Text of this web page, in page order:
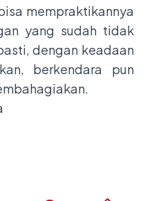
mempraktikannya
yang sudah tidak
dengan keadaan
berkendara pun